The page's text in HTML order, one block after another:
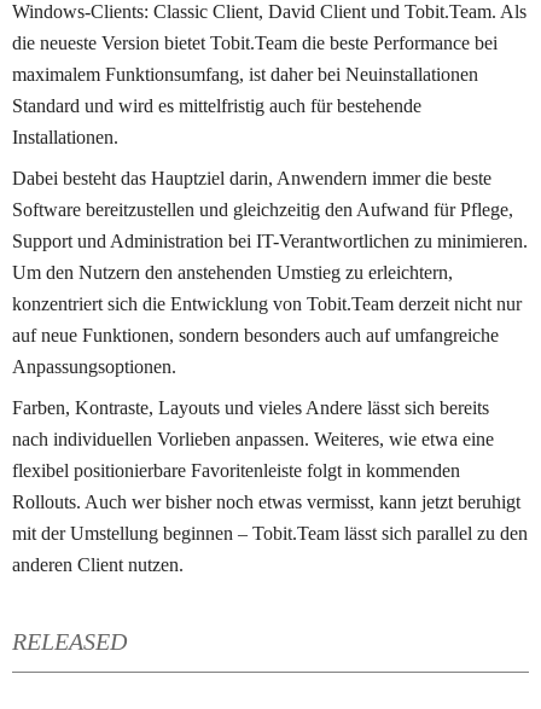
Windows-Clients: Classic Client, David Client und Tobit.Team. Als
die neueste Version bietet Tobit.Team die beste Performance bei
maximalem Funktionsumfang, ist daher bei Neuinstallationen
Standard und wird es mittelfristig auch für bestehende
Installationen.
Dabei besteht das Hauptziel darin, Anwendern immer die beste
Software bereitzustellen und gleichzeitig den Aufwand für Pflege,
Support und Administration bei IT-Verantwortlichen zu minimieren.
Um den Nutzern den anstehenden Umstieg zu erleichtern,
konzentriert sich die Entwicklung von Tobit.Team derzeit nicht nur
auf neue Funktionen, sondern besonders auch auf umfangreiche
Anpassungsoptionen.
Farben, Kontraste, Layouts und vieles Andere lässt sich bereits
nach individuellen Vorlieben anpassen. Weiteres, wie etwa eine
flexibel positionierbare Favoritenleiste folgt in kommenden
Rollouts. Auch wer bisher noch etwas vermisst, kann jetzt beruhigt
mit der Umstellung beginnen – Tobit.Team lässt sich parallel zu den
anderen Client nutzen.
RELEASED